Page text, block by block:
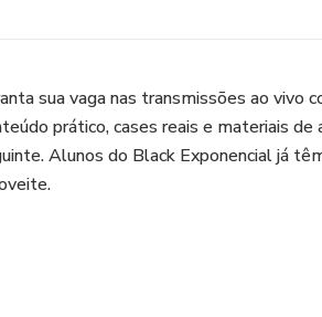
sua vaga nas transmissões ao vivo
prático, cases reais e materiais
Alunos do Black Exponencial já